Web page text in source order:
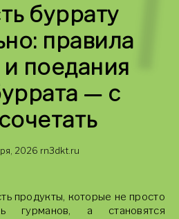
буррату
правила
поедания
— с
2026 rn3dkt.ru
продукты, которые не просто
гурманов, а становятся